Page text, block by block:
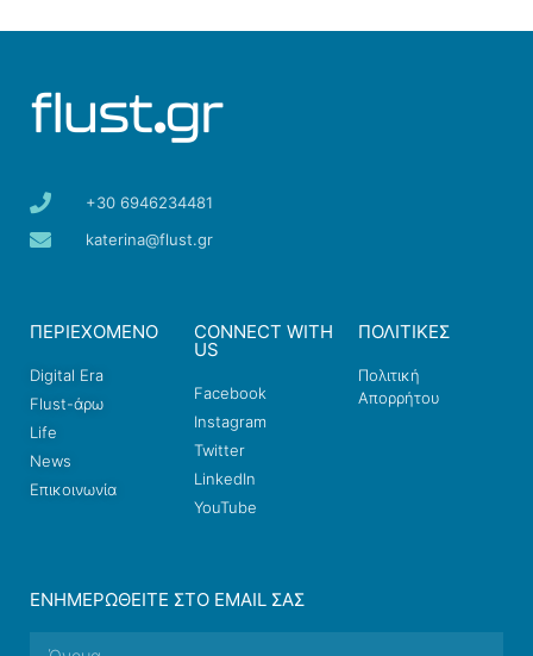
+30 6946234481
katerina@flust.gr
ΠΕΡΙΕΧΟΜΕΝΟ
Digital Era
Flust-άρω
Life
News
Επικοινωνία
CONNECT WITH
US
Facebook
Instagram
Twitter
LinkedIn
YouTube
ΠΟΛΙΤΙΚΕΣ
Πολιτική
Απορρήτου
ΕΝΗΜΕΡΩΘΕΊΤΕ ΣΤΟ EMAIL ΣΑΣ